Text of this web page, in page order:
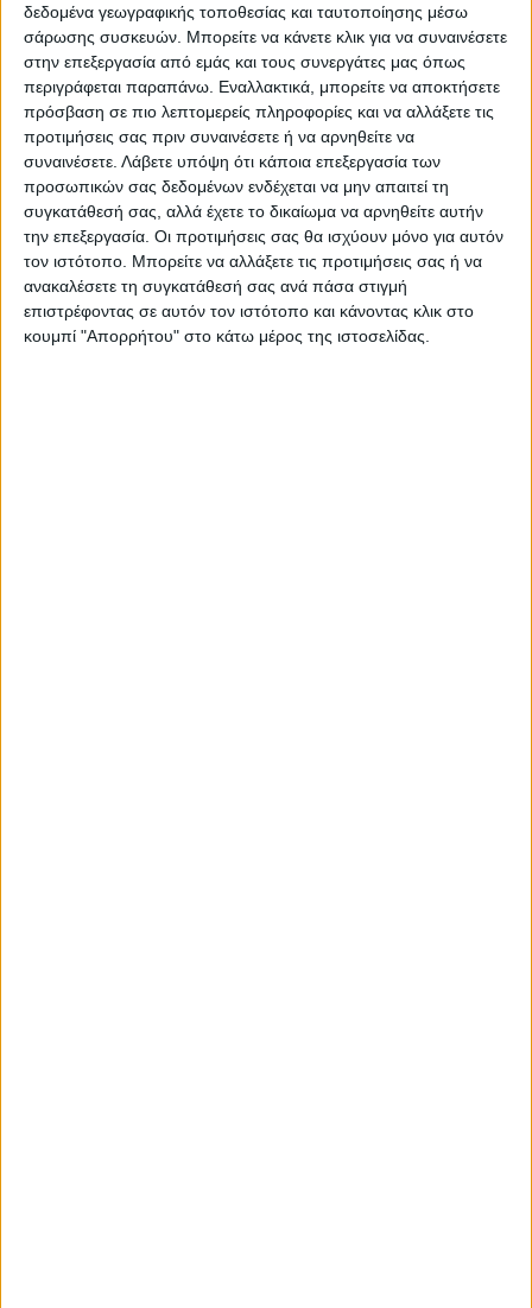
δεδομένα γεωγραφικής τοποθεσίας και ταυτοποίησης μέσω
σάρωσης συσκευών. Μπορείτε να κάνετε κλικ για να συναινέσετε
στην επεξεργασία από εμάς και τους συνεργάτες μας όπως
περιγράφεται παραπάνω. Εναλλακτικά, μπορείτε να αποκτήσετε
πρόσβαση σε πιο λεπτομερείς πληροφορίες και να αλλάξετε τις
προτιμήσεις σας πριν συναινέσετε ή να αρνηθείτε να
συναινέσετε. Λάβετε υπόψη ότι κάποια επεξεργασία των
προσωπικών σας δεδομένων ενδέχεται να μην απαιτεί τη
συγκατάθεσή σας, αλλά έχετε το δικαίωμα να αρνηθείτε αυτήν
την επεξεργασία. Οι προτιμήσεις σας θα ισχύουν μόνο για αυτόν
τον ιστότοπο. Μπορείτε να αλλάξετε τις προτιμήσεις σας ή να
ανακαλέσετε τη συγκατάθεσή σας ανά πάσα στιγμή
επιστρέφοντας σε αυτόν τον ιστότοπο και κάνοντας κλικ στο
κουμπί "Απορρήτου" στο κάτω μέρος της ιστοσελίδας.
https://neosagon.gr
Η Αρχαιότερη Καθημερινή Πρωινή Εφημερίδα της Καρδίτσας
ΠΑΡΟΜΟΙΑ ΑΡΘΡΑ